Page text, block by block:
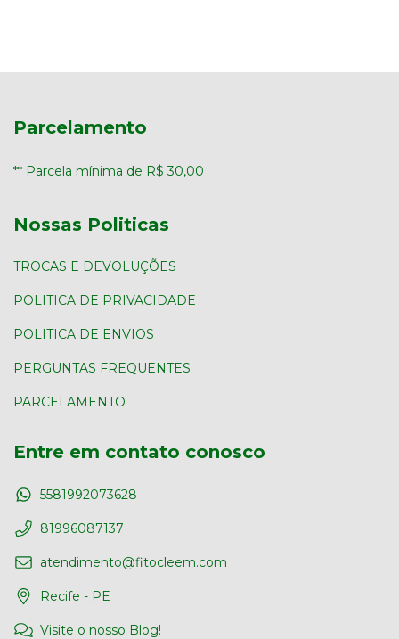
Parcelamento
** Parcela mínima de R$ 30,00
Nossas Politicas
TROCAS E DEVOLUÇÕES
POLITICA DE PRIVACIDADE
POLITICA DE ENVIOS
PERGUNTAS FREQUENTES
PARCELAMENTO
Entre em contato conosco
5581992073628
81996087137
atendimento@fitocleem.com
Recife - PE
Visite o nosso Blog!